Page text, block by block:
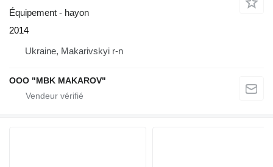
Équipement - hayon
2014
Ukraine, Makarivskyi r-n
OOO "MBK MAKAROV"